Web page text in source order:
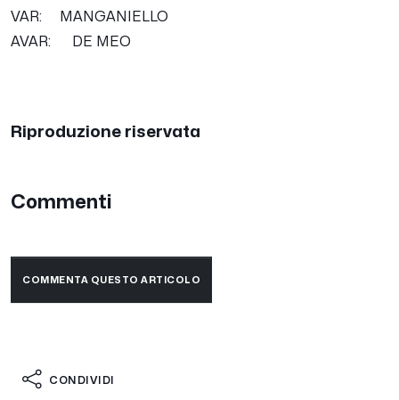
VAR: MANGANIELLO
AVAR: DE MEO
Riproduzione riservata
Commenti
COMMENTA QUESTO ARTICOLO
CONDIVIDI